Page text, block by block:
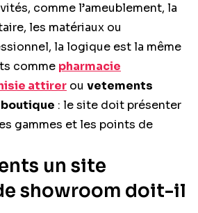
comme l’ameublement, la
les matériaux ou
la logique est la même
comme pharmacie
attirer ou vetements
: le site doit présenter
gammes et les points de
un site
showroom doit-il